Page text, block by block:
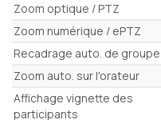
Zoom optique / PTZ
Zoom numérique / ePTZ
Recadrage auto. de groupe
Zoom auto. sur l'orateur
Affichage vignette des
participants